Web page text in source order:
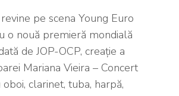
pe scena Young Euro
o nouă premieră mondială
de JOP-OCP, creație a
Mariana Vieira – Concert
clarinet, tuba, harpă,